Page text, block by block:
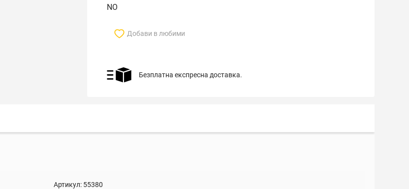
NO
Добави в любими
Безплатна експресна доставка.
Артикул: 55380